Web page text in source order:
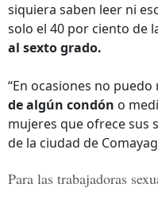
siquiera saben leer ni
solo el 40 por ciento de
al sexto grado.
“En ocasiones no puedo
de algún condón o
mujeres que ofrece sus
de la ciudad de
Para las trabajadoras